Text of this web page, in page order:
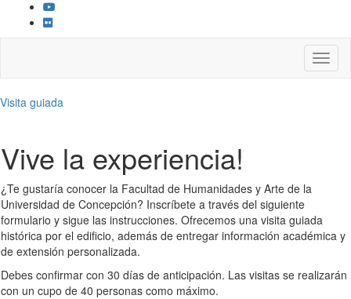
Visita guiada
Vive la experiencia!
¿Te gustaría conocer la Facultad de Humanidades y Arte de la
Universidad de Concepción? Inscríbete a través del siguiente
formulario y sigue las instrucciones. Ofrecemos una visita guiada
histórica por el edificio, además de entregar información académica y
de extensión personalizada.
Debes confirmar con 30 días de anticipación. Las visitas se realizarán
con un cupo de 40 personas como máximo.